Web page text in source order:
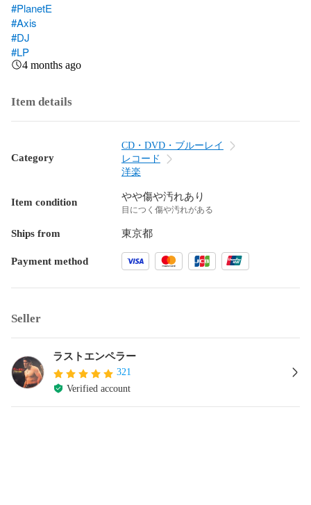
#PlanetE
#Axis
#DJ
#LP
4 months ago
Item details
Category
CD・DVD・ブルーレイ
レコード
洋楽
Item condition やや傷や汚れあり
目につく傷や汚れがある
Ships from 東京都
Payment method
Seller
ラストエンペラー
321
Verified account